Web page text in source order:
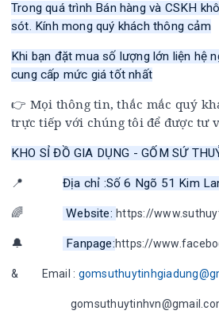
Trong quá trình Bán hàng và CSKH
sót. Kính mong quý khách thông cảm
Khi bạn đặt mua số lượng lớn liện hệ
cung cấp mức giá tốt nhất
👉 Mọi thông tin, thắc mắc quý
trực tiếp với chúng tôi để được tư
KHO SỈ ĐỒ GIA DỤNG - GỐM SỨ
📍 Địa chỉ :Số 6 Ngõ 51 Kim
🌈 Website: https://
🔔 Fanpage:https://
& Email :